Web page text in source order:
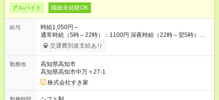
アルバイト 職種未経験OK
給与
時給1,050円～
通常時給（5時～22時）：1100円 深夜時給（22時～翌5時）：
1375円 高校生時給：1050円 【特別手当】早朝手当（5：00-9：
00）時給+150円 【試用期間】試用期間あり 試用期間の長さ：1
30日（※条件変更なし）ですが、切り上げで一ヶ月とさせてい
ただきます。 研修制度あり：15時間(研修中も同時給）
交通費別途支給あり
勤務地
高知県高知市
高知県高知市中万々27-1
株式会社すき家